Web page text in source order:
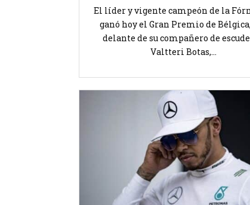
El líder y vigente campeón de la
ganó hoy el Gran Premio de
delante de su compañero de
Valtteri Botas,...